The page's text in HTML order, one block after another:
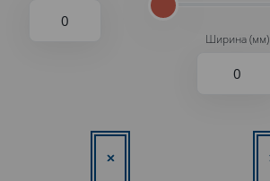
Ширина (мм)